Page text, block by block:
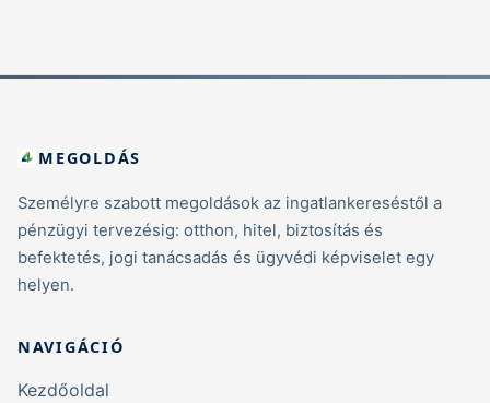
MEGOLDÁS
Személyre szabott megoldások az ingatlankereséstől a
pénzügyi tervezésig: otthon, hitel, biztosítás és
befektetés, jogi tanácsadás és ügyvédi képviselet egy
helyen.
NAVIGÁCIÓ
Kezdőoldal